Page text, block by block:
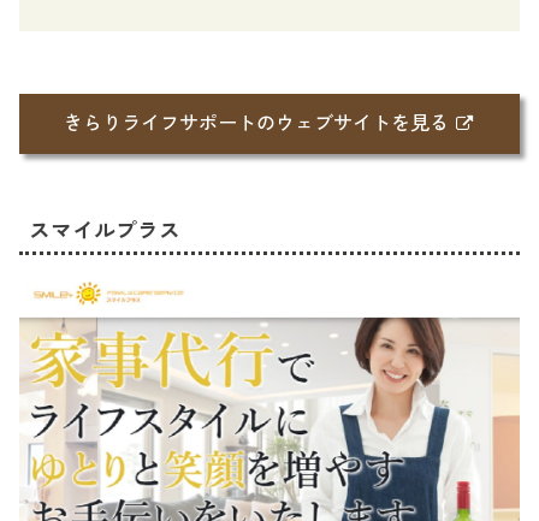
きらりライフサポートのウェブサイトを見る
スマイルプラス